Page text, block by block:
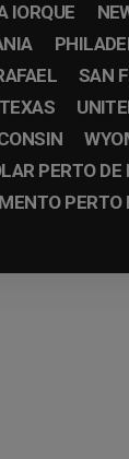
IORQUE
SAN
TEXAS
PERTO DE
PERTO